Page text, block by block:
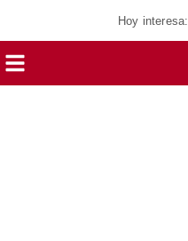
Hoy interesa: